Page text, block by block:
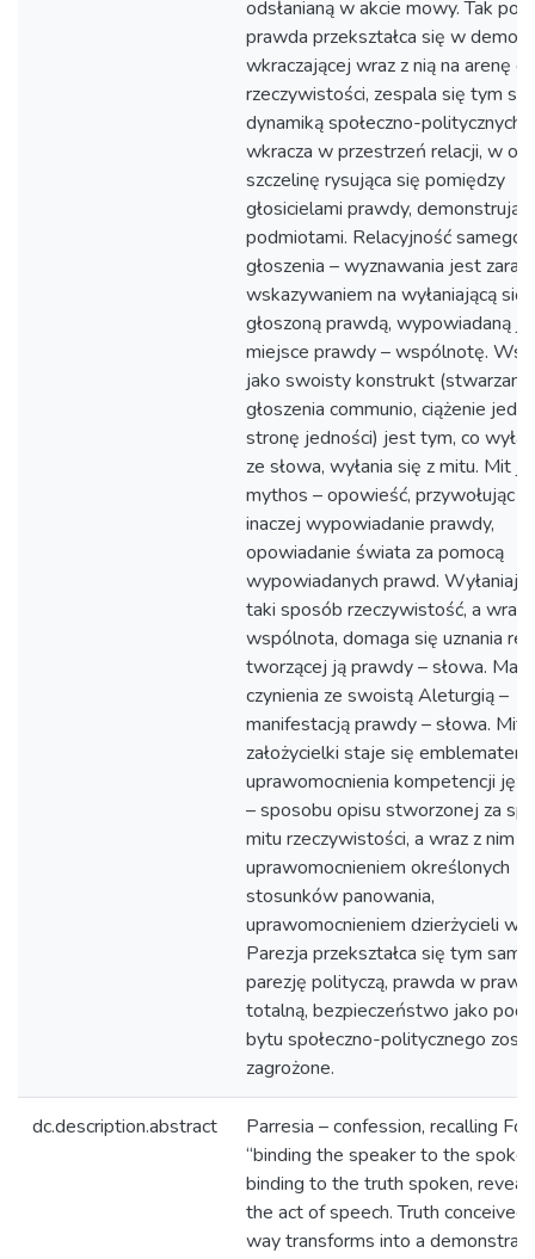
odsłanianą w akcie mowy. Tak
prawda przekształca się w
wkraczającej wraz z nią na arenę
rzeczywistości, zespala się tym
dynamiką społeczno-politycznych
wkracza w przestrzeń relacji, w
szczelinę rysująca się pomiędzy
głosicielami prawdy,
podmiotami. Relacyjność samego
głoszenia – wyznawania jest
wskazywaniem na wyłaniającą się
głoszoną prawdą, wypowiadaną
miejsce prawdy – wspólnotę.
jako swoisty konstrukt
głoszenia communio, ciążenie
stronę jedności) jest tym, co
ze słowa, wyłania się z mitu. Mit
mythos – opowieść, przywołując
inaczej wypowiadanie prawdy,
opowiadanie świata za pomocą
wypowiadanych prawd.
taki sposób rzeczywistość, a wraz
wspólnota, domaga się uznania
tworzącej ją prawdy – słowa.
czynienia ze swoistą Aleturgią –
manifestacją prawdy – słowa. Mit
założycielki staje się emblematem
uprawomocnienia kompetencji
– sposobu opisu stworzonej za
mitu rzeczywistości, a wraz z nim
uprawomocnieniem określonych
stosunków panowania,
uprawomocnieniem dzierżycieli
Parezja przekształca się tym
parezję polityczą, prawda w
totalną, bezpieczeństwo jako
bytu społeczno-politycznego
zagrożone.
dc.description.abstract
Parresia – confession, recalling
“binding the speaker to the
binding to the truth spoken,
the act of speech. Truth conceived
way transforms into a